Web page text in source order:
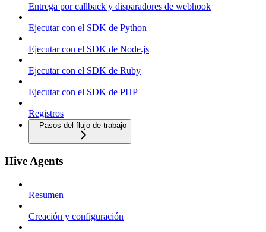
Entrega por callback y disparadores de webhook
Ejecutar con el SDK de Python
Ejecutar con el SDK de Node.js
Ejecutar con el SDK de Ruby
Ejecutar con el SDK de PHP
Registros
Pasos del flujo de trabajo
Hive Agents
Resumen
Creación y configuración